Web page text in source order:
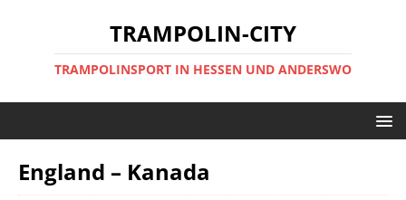
TRAMPOLIN-CITY
TRAMPOLINSPORT IN HESSEN UND ANDERSWO
England – Kanada